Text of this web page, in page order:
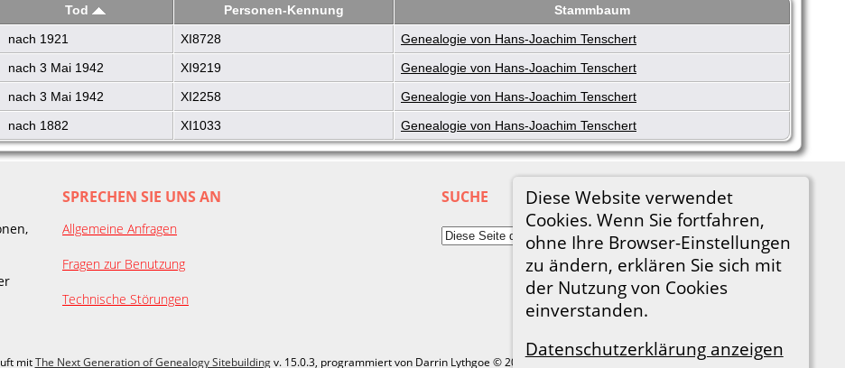
Diese Website verwendet
Cookies. Wenn Sie fortfahren,
ohne Ihre Browser-Einstellungen
zu ändern, erklären Sie sich mit
der Nutzung von Cookies
einverstanden.
Datenschutzerklärung anzeigen
Tod Personen-Kennung
Stammbaum
nach 1921 XI8728
Genealogie von Hans-Joachim Tenschert
nach 3 Mai 1942 XI9219
Genealogie von Hans-Joachim Tenschert
nach 3 Mai 1942 XI2258
Genealogie von Hans-Joachim Tenschert
nach 1882 XI1033 Genealogie von Hans-Joachim Tenschert
SPRECHEN SIE UNS AN
Allgemeine Anfragen
Fragen zur Benutzung
Technische Störungen
SUCHE
mitThe Next Generation of Genealogy Sitebuildingv. 15.0.3, programmiert von Darrin Lythgoe © 2001-2026.